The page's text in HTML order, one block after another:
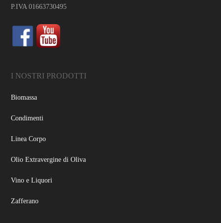
P.IVA 01663730495
I NOSTRI PRODOTTI
Biomassa
Condimenti
Linea Corpo
Olio Extravergine di Oliva
Vino e Liquori
Zafferano